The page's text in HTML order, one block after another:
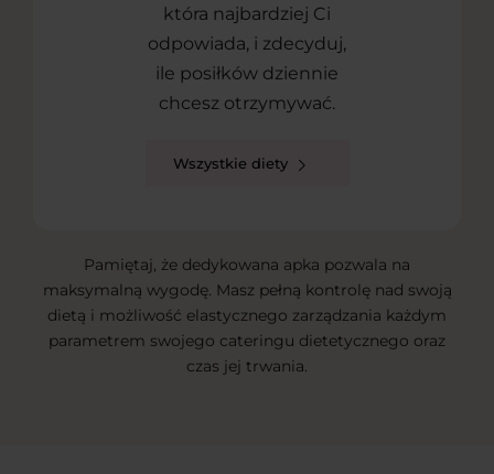
która najbardziej Ci
odpowiada, i zdecyduj,
ile posiłków dziennie
chcesz otrzymywać.
Wszystkie diety
Pamiętaj, że dedykowana apka pozwala na
maksymalną wygodę. Masz pełną kontrolę nad swoją
dietą i możliwość elastycznego zarządzania każdym
parametrem swojego cateringu dietetycznego oraz
czas jej trwania.